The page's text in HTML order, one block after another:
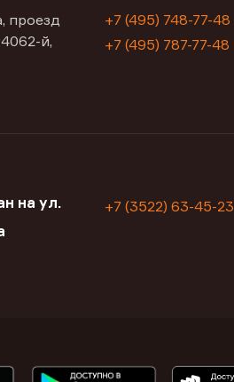
проезд
й,
+7 (495) 748-77-48
+7 (495) 787-77-48
на ул.
+7 (3522) 63-45-23